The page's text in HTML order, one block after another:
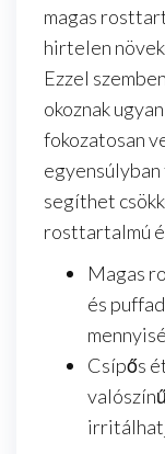
magas
hirtelen
Ezzel
okoznak
fokozatosan
segíthet
rosttartalmú
Magas
és
Csípős